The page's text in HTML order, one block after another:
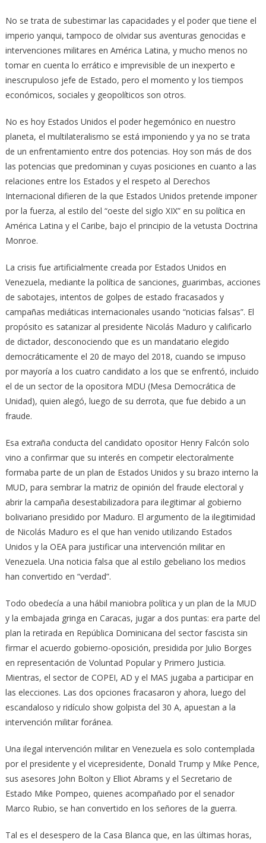
No se trata de subestimar las capacidades y el poder que tiene el
imperio yanqui, tampoco de olvidar sus aventuras genocidas e
intervenciones militares en América Latina, y mucho menos no
tomar en cuenta lo errático e imprevisible de un inexperto e
inescrupuloso jefe de Estado, pero el momento y los tiempos
económicos, sociales y geopolíticos son otros.
No es hoy Estados Unidos el poder hegemónico en nuestro
planeta, el multilateralismo se está imponiendo y ya no se trata
de un enfrentamiento entre dos potencias. Hoy son más de dos
las potencias que predominan y cuyas posiciones en cuanto a las
relaciones entre los Estados y el respeto al Derechos
Internacional difieren de la que Estados Unidos pretende imponer
por la fuerza, al estilo del “oeste del siglo XIX” en su política en
América Latina y el Caribe, bajo el principio de la vetusta Doctrina
Monroe.
La crisis fue artificialmente creada por Estados Unidos en
Venezuela, mediante la política de sanciones, guarimbas, acciones
de sabotajes, intentos de golpes de estado fracasados y
campañas mediáticas internacionales usando “noticias falsas”. El
propósito es satanizar al presidente Nicolás Maduro y calificarlo
de dictador, desconociendo que es un mandatario elegido
democráticamente el 20 de mayo del 2018, cuando se impuso
por mayoría a los cuatro candidato a los que se enfrentó, incluido
el de un sector de la opositora MDU (Mesa Democrática de
Unidad), quien alegó, luego de su derrota, que fue debido a un
fraude.
Esa extraña conducta del candidato opositor Henry Falcón solo
vino a confirmar que su interés en competir electoralmente
formaba parte de un plan de Estados Unidos y su brazo interno la
MUD, para sembrar la matriz de opinión del fraude electoral y
abrir la campaña desestabilizadora para ilegitimar al gobierno
bolivariano presidido por Maduro. El argumento de la ilegitimidad
de Nicolás Maduro es el que han venido utilizando Estados
Unidos y la OEA para justificar una intervención militar en
Venezuela. Una noticia falsa que al estilo gebeliano los medios
han convertido en “verdad”.
Todo obedecía a una hábil maniobra política y un plan de la MUD
y la embajada gringa en Caracas, jugar a dos puntas: era parte del
plan la retirada en República Dominicana del sector fascista sin
firmar el acuerdo gobierno-oposición, presidida por Julio Borges
en representación de Voluntad Popular y Primero Justicia.
Mientras, el sector de COPEI, AD y el MAS jugaba a participar en
las elecciones. Las dos opciones fracasaron y ahora, luego del
escandaloso y ridículo show golpista del 30 A, apuestan a la
intervención militar foránea.
Una ilegal intervención militar en Venezuela es solo contemplada
por el presidente y el vicepresidente, Donald Trump y Mike Pence,
sus asesores John Bolton y Elliot Abrams y el Secretario de
Estado Mike Pompeo, quienes acompañado por el senador
Marco Rubio, se han convertido en los señores de la guerra.
Tal es el desespero de la Casa Blanca que, en las últimas horas,